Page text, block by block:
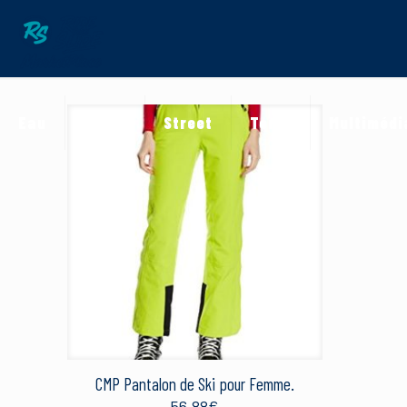
Street Terre
CMP Pantalon de Ski pour Femme.